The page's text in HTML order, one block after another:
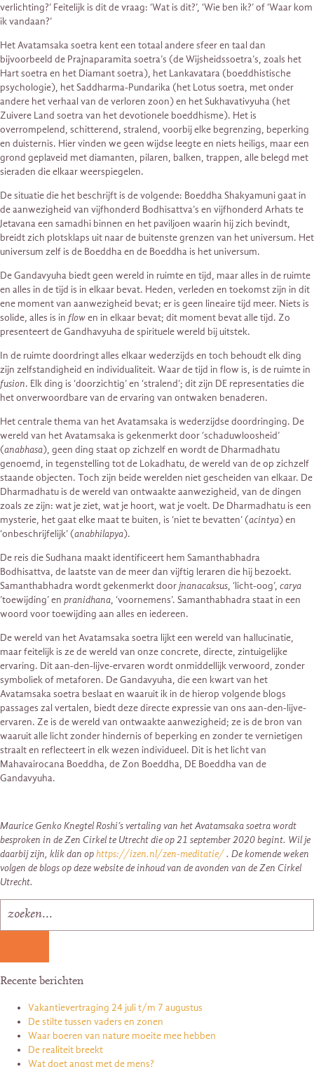
verlichting?’ Feitelijk is dit de vraag: ‘Wat is dit?’, ‘Wie ben ik?’ of ‘Waar kom
ik vandaan?’
Het Avatamsaka soetra kent een totaal andere sfeer en taal dan
bijvoorbeeld de Prajnaparamita soetra’s (de Wijsheidssoetra’s, zoals het
Hart soetra en het Diamant soetra), het Lankavatara (boeddhistische
psychologie), het Saddharma-Pundarika (het Lotus soetra, met onder
andere het verhaal van de verloren zoon) en het Sukhavativyuha (het
Zuivere Land soetra van het devotionele boeddhisme). Het is
overrompelend, schitterend, stralend, voorbij elke begrenzing, beperking
en duisternis. Hier vinden we geen wijdse leegte en niets heiligs, maar een
grond geplaveid met diamanten, pilaren, balken, trappen, alle belegd met
sieraden die elkaar weerspiegelen.
De situatie die het beschrijft is de volgende: Boeddha Shakyamuni gaat in
de aanwezigheid van vijfhonderd Bodhisattva’s en vijfhonderd Arhats te
Jetavana een samadhi binnen en het paviljoen waarin hij zich bevindt,
breidt zich plotsklaps uit naar de buitenste grenzen van het universum. Het
universum zelf is de Boeddha en de Boeddha is het universum.
De Gandavyuha biedt geen wereld in ruimte en tijd, maar alles in de ruimte
en alles in de tijd is in elkaar bevat. Heden, verleden en toekomst zijn in dit
ene moment van aanwezigheid bevat; er is geen lineaire tijd meer. Niets is
solide, alles is in flowen in elkaar bevat; dit moment bevat alle tijd. Zo
presenteert de Gandhavyuha de spirituele wereld bij uitstek.
In de ruimte doordringt alles elkaar wederzijds en toch behoudt elk ding
zijn zelfstandigheid en individualiteit. Waar de tijd in flow is, is de ruimte in
fusion. Elk ding is ‘doorzichtig’ en ‘stralend’; dit zijn DE representaties die
het onverwoordbare van de ervaring van ontwaken benaderen.
Het centrale thema van het Avatamsaka is wederzijdse doordringing. De
wereld van het Avatamsaka is gekenmerkt door ‘schaduwloosheid’
(anabhasa), geen ding staat op zichzelf en wordt de Dharmadhatu
genoemd, in tegenstelling tot de Lokadhatu, de wereld van de op zichzelf
staande objecten. Toch zijn beide werelden niet gescheiden van elkaar. De
Dharmadhatu is de wereld van ontwaakte aanwezigheid, van de dingen
zoals ze zijn: wat je ziet, wat je hoort, wat je voelt. De Dharmadhatu is een
mysterie, het gaat elke maat te buiten, is ‘niet te bevatten’ (acintya) en
‘onbeschrijfelijk’ (anabhilapya).
De reis die Sudhana maakt identificeert hem Samanthabhadra
Bodhisattva, de laatste van de meer dan vijftig leraren die hij bezoekt.
Samanthabhadra wordt gekenmerkt door jnanacaksus, ‘licht-oog’, carya
’toewijding’ en pranidhana, ‘voornemens’. Samanthabhadra staat in een
woord voor toewijding aan alles en iedereen.
De wereld van het Avatamsaka soetra lijkt een wereld van hallucinatie,
maar feitelijk is ze de wereld van onze concrete, directe, zintuigelijke
ervaring. Dit aan-den-lijve-ervaren wordt onmiddellijk verwoord, zonder
symboliek of metaforen. De Gandavyuha, die een kwart van het
Avatamsaka soetra beslaat en waaruit ik in de hierop volgende blogs
passages zal vertalen, biedt deze directe expressie van ons aan-den-lijve-
ervaren. Ze is de wereld van ontwaakte aanwezigheid; ze is de bron van
waaruit alle licht zonder hindernis of beperking en zonder te vernietigen
straalt en reflecteert in elk wezen individueel. Dit is het licht van
Mahavairocana Boeddha, de Zon Boeddha, DE Boeddha van de
Gandavyuha.
Maurice Genko Knegtel Roshi’s vertaling van het Avatamsaka soetra wordt
besproken in de Zen Cirkel te Utrecht die op 21 september 2020 begint. Wil je
daarbij zijn, klik dan ophttps://izen.nl/zen-meditatie/. De komende weken
volgen de blogs op deze website de inhoud van de avonden van de Zen Cirkel
Utrecht.
Recente berichten
Vakantievertraging 24 juli t/m 7 augustus
De stilte tussen vaders en zonen
Waar boeren van nature moeite mee hebben
De realiteit breekt
Wat doet angst met de mens?